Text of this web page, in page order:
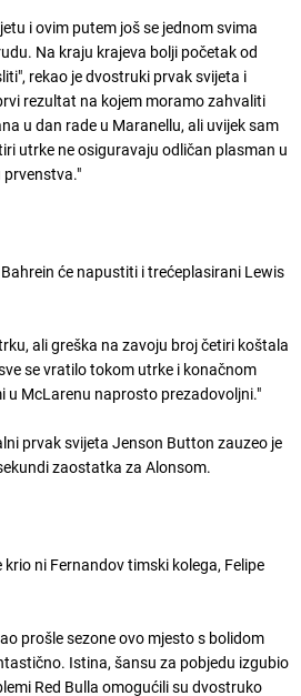
i ovim putem još se jednom svima
Na kraju krajeva bolji početak od
rekao je dvostruki prvak svijeta i
rezultat na kojem moramo zahvaliti
u dan rade u Maranellu, ali uvijek sam
utrke ne osiguravaju odličan plasman u
će napustiti i trećeplasirani Lewis
ali greška na zavoju broj četiri koštala
se vratilo tokom utrke i konačnom
u McLarenu naprosto prezadovoljni."
prvak svijeta Jenson Button zauzeo je
zaostatka za Alonsom.
ni Fernandov timski kolega, Felipe
prošle sezone ovo mjesto s bolidom
Istina, šansu za pobjedu izgubio
Red Bulla omogućili su dvostruko